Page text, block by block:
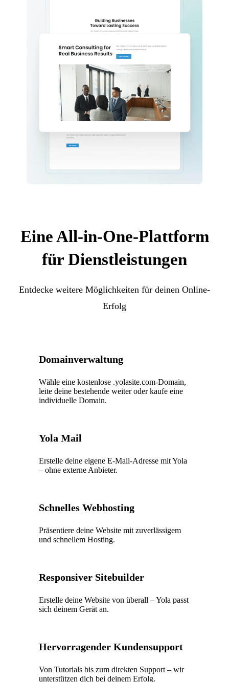
Eine All-in-One-Plattform
für Dienstleistungen
Entdecke weitere Möglichkeiten für deinen Online-
Erfolg
Domainverwaltung
Wähle eine kostenlose .yolasite.com-Domain,
leite deine bestehende weiter oder kaufe eine
individuelle Domain.
Yola Mail
Erstelle deine eigene E-Mail-Adresse mit Yola
– ohne externe Anbieter.
Schnelles Webhosting
Präsentiere deine Website mit zuverlässigem
und schnellem Hosting.
Responsiver Sitebuilder
Erstelle deine Website von überall – Yola passt
sich deinem Gerät an.
Hervorragender Kundensupport
Von Tutorials bis zum direkten Support – wir
unterstützen dich bei deinem Erfolg.